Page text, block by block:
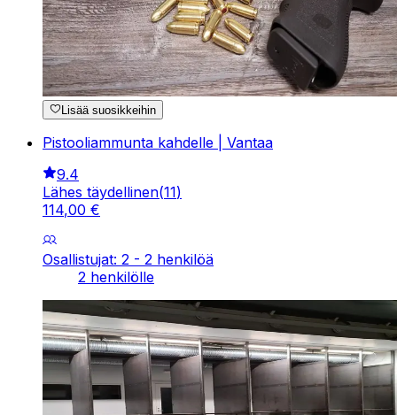
Lisää suosikkeihin
Pistooliammunta kahdelle | Vantaa
9.4
Lähes täydellinen(11)
114,00 €
Osallistujat: 2 - 2 henkilöä
2 henkilölle